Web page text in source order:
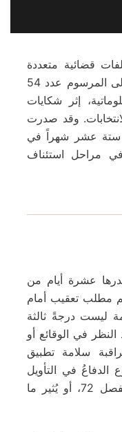
قضائية متعددة
ومستقلة، رُفعت في جُلّها استناداً إلى المرسوم عدد 54
إثر شكايات
وقد صدرت
ستة عشر شهراً في
مراحل استئناف
عشرة أيام من
مطلب تعقيب أمام
ليست درجةً ثالثة
النظر في الوقائع أو
سلامة تطبيق
الدفاعُ في التأويل
الذي اعتمدته محكمة الاستئناف للفصل 72، أو يُثير ما